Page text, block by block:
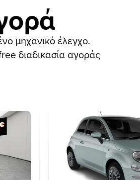
μηχανικό έλεγχο.
διαδικασία αγοράς